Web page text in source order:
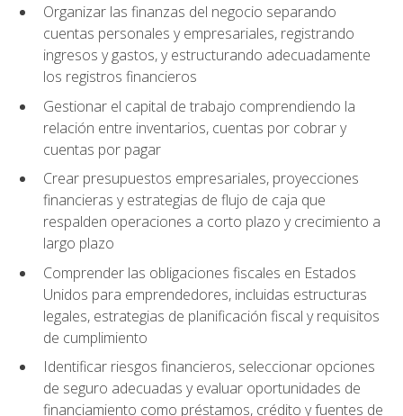
Organizar las finanzas del negocio separando
cuentas personales y empresariales, registrando
ingresos y gastos, y estructurando adecuadamente
los registros financieros
Gestionar el capital de trabajo comprendiendo la
relación entre inventarios, cuentas por cobrar y
cuentas por pagar
Crear presupuestos empresariales, proyecciones
financieras y estrategias de flujo de caja que
respalden operaciones a corto plazo y crecimiento a
largo plazo
Comprender las obligaciones fiscales en Estados
Unidos para emprendedores, incluidas estructuras
legales, estrategias de planificación fiscal y requisitos
de cumplimiento
Identificar riesgos financieros, seleccionar opciones
de seguro adecuadas y evaluar oportunidades de
financiamiento como préstamos, crédito y fuentes de